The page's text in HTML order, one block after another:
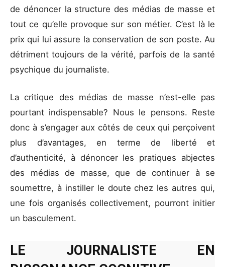
de dénoncer la structure des médias de masse et
tout ce qu’elle provoque sur son métier. C’est là le
prix qui lui assure la conservation de son poste. Au
détriment toujours de la vérité, parfois de la santé
psychique du journaliste.
La critique des médias de masse n’est-elle pas
pourtant indispensable? Nous le pensons. Reste
donc à s’engager aux côtés de ceux qui perçoivent
plus d’avantages, en terme de liberté et
d’authenticité, à dénoncer les pratiques abjectes
des médias de masse, que de continuer à se
soumettre, à instiller le doute chez les autres qui,
une fois organisés collectivement, pourront initier
un basculement.
LE JOURNALISTE EN